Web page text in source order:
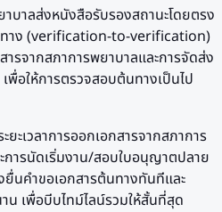
บาลส่งหนังสือรับรองสถานะโดยตรง
าง (verification-to-verification)
รจากสภาการพยาบาลและการจัดส่ง
อให้การตรวจสอบต้นทางเป็นไป
เวลาการออกเอกสารจากสภาการ
การนัดเริ่มงาน/สอบใบอนุญาตปลาย
นคำขอเอกสารต้นทางทันทีและ
เพื่อบีบไทม์ไลน์รวมให้สั้นที่สุด